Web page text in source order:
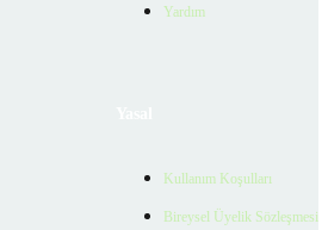
Yardım
Kullanım Koşulları
Bireysel Üyelik Sözleşmesi